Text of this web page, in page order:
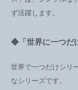
ず活躍します。
◆「世界に一つだ
世界で一つだけシリ
なシリーズです。